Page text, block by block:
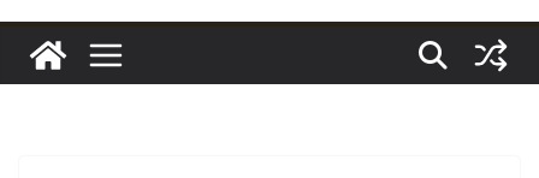
Atenção, motoristas! – Prefeitura Estância
Turística Guaratinguetá